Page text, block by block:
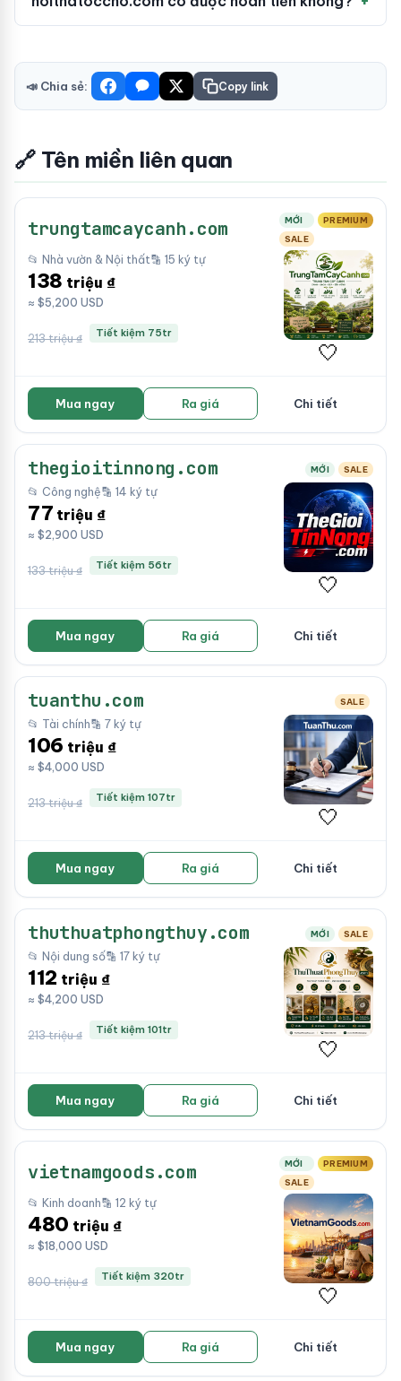
📣 Chia sẻ: Copy link
🔗 Tên miền liên quan
trungtamcaycanh.com MỚI
PREMIUM
SALE
📂 Nhà vườn & Nội thất🔡 15 ký tự
138 triệu ₫
≈ $5,200 USD
213 triệu ₫ Tiết kiệm 75tr
🤍
Mua ngay Ra giá Chi tiết
thegioitinnong.com MỚI SALE
📂 Công nghệ🔡 14 ký tự
77 triệu ₫
≈ $2,900 USD
133 triệu ₫ Tiết kiệm 56tr
🤍
Mua ngay Ra giá Chi tiết
tuanthu.com SALE
📂 Tài chính🔡 7 ký tự
106 triệu ₫
≈ $4,000 USD
213 triệu ₫ Tiết kiệm 107tr
🤍
Mua ngay Ra giá Chi tiết
thuthuatphongthuy.com MỚI SALE
📂 Nội dung số🔡 17 ký tự
112 triệu ₫
≈ $4,200 USD
213 triệu ₫ Tiết kiệm 101tr
🤍
Mua ngay Ra giá Chi tiết
vietnamgoods.com MỚI
PREMIUM
SALE
📂 Kinh doanh🔡 12 ký tự
480 triệu ₫
≈ $18,000 USD
800 triệu ₫ Tiết kiệm 320tr
🤍
Mua ngay Ra giá Chi tiết